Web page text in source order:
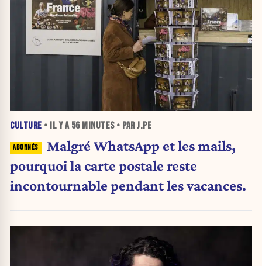
CULTURE • IL Y A 56 MINUTES• PAR J.PE
Malgré WhatsApp et les mails,
pourquoi la carte postale reste
incontournable pendant les vacances.